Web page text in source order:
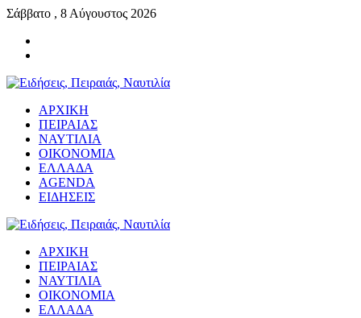
Σάββατο , 8 Αύγουστος 2026
ΑΡΧΙΚΗ
ΠΕΙΡΑΙΑΣ
ΝΑΥΤΙΛΙΑ
ΟΙΚΟΝΟΜΙΑ
ΕΛΛΑΔΑ
AGENDA
ΕΙΔΗΣΕΙΣ
ΑΡΧΙΚΗ
ΠΕΙΡΑΙΑΣ
ΝΑΥΤΙΛΙΑ
ΟΙΚΟΝΟΜΙΑ
ΕΛΛΑΔΑ